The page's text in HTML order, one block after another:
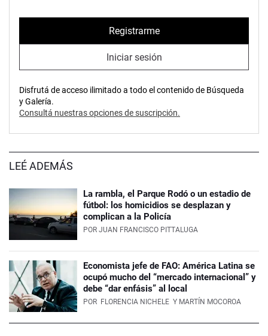
Registrarme
Iniciar sesión
Disfrutá de acceso ilimitado a todo el contenido de Búsqueda
y Galería.
Consultá nuestras opciones de suscripción.
LEÉ ADEMÁS
La rambla, el Parque Rodó o un estadio de
fútbol: los homicidios se desplazan y
complican a la Policía
POR JUAN FRANCISCO PITTALUGA
Economista jefe de FAO: América Latina se
ocupó mucho del “mercado internacional” y
debe “dar enfásis” al local
POR FLORENCIA NICHELE Y MARTÍN MOCOROA